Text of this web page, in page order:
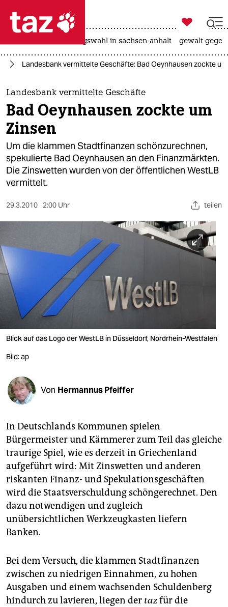
 taz zahl ich
taz zahl ich
themen
politik
öko
gesellschaft
kultur
sport
nord
wahrheit
verlag
verlag
veranstaltungen
shop
fragen & hilfe
unterstützen
genossenschaft
epaper login

taz zahl ich
landtagswahl in sachsen-anhalt gewalt
Landesbank vermittelte Geschäfte: Bad Oeynhausen zockte
Landesbank vermittelte Geschäfte
Bad Oeynhausen zockte um
Zinsen
Um die klammen Stadtfinanzen schönzurechnen,
spekulierte Bad Oeynhausen an den Finanzmärkten.
Die Zinswetten wurden von der öffentlichen WestLB
vermittelt.
29.3.2010 2:00 Uhr teilen
Blick auf das Logo der WestLB in Düsseldorf, Nordrhein-Westfalen
Bild: ap
Von Hermannus Pfeiffer
In Deutschlands Kommunen spielen
Bürgermeister und Kämmerer zum Teil das gleiche
traurige Spiel, wie es derzeit in Griechenland
aufgeführt wird: Mit Zinswetten und anderen
riskanten Finanz- und Spekulationsgeschäften
wird die Staatsverschuldung schöngerechnet. Den
dazu notwendigen und zugleich
unübersichtlichen Werkzeugkasten liefern
Banken.
Bei dem Versuch, die klammen Stadtfinanzen
zwischen zu niedrigen Einnahmen, zu hohen
Ausgaben und einem wachsenden Schuldenberg
hindurch zu lavieren, liegen der tazfür die